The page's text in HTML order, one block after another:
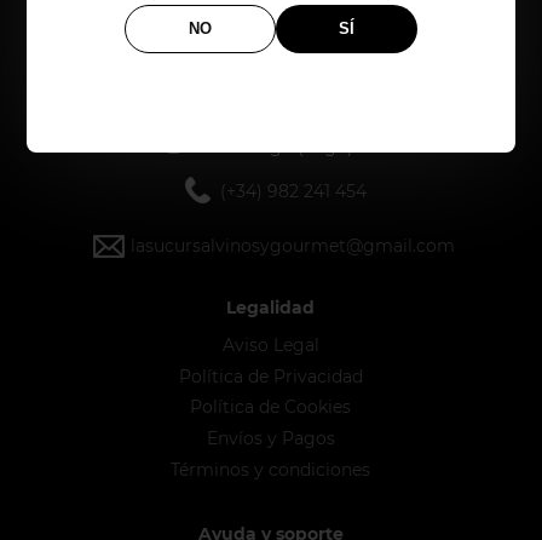
NO SÍ
(+34) 982 241 454
lasucursalvinosygourmet@gmail.com
Legalidad
Aviso Legal
Política de Privacidad
Política de Cookies
Envíos y Pagos
Términos y condiciones
Ayuda y soporte